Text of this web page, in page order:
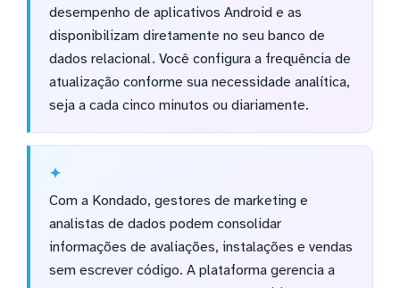
desempenho de aplicativos Android e as
disponibilizam diretamente no seu banco de
dados relacional. Você configura a frequência de
atualização conforme sua necessidade analítica,
seja a cada cinco minutos ou diariamente.
Com a Kondado, gestores de marketing e
analistas de dados podem consolidar
informações de avaliações, instalações e vendas
sem escrever código. A plataforma gerencia a